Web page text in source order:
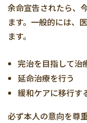
余命宣告されたら、
ます。一般的には、
ます。
完治を目指して治
延命治療を行う
緩和ケアに移行す
必ず本人の意向を尊